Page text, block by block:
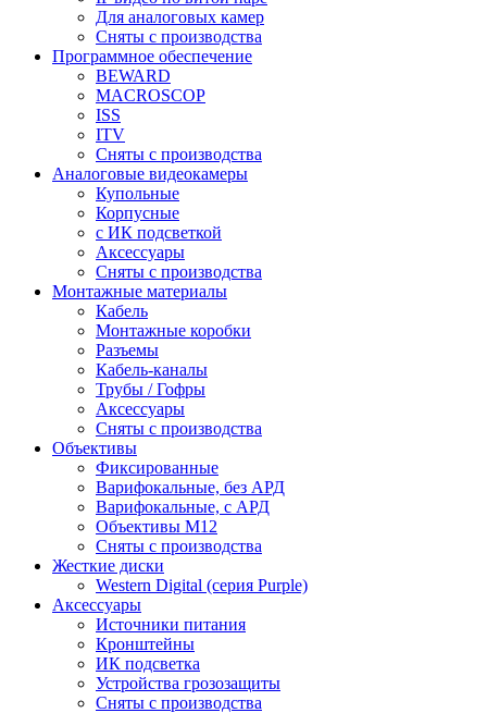
Для аналоговых камер
Сняты с производства
Программное обеспечение
BEWARD
MACROSCOP
ISS
ITV
Сняты с производства
Аналоговые видеокамеры
Купольные
Корпусные
c ИК подсветкой
Аксессуары
Сняты с производства
Монтажные материалы
Кабель
Монтажные коробки
Разъемы
Кабель-каналы
Трубы / Гофры
Аксессуары
Сняты с производства
Объективы
Фиксированные
Варифокальные, без АРД
Варифокальные, с АРД
Объективы M12
Сняты с производства
Жесткие диски
Western Digital (серия Purple)
Аксессуары
Источники питания
Кронштейны
ИК подсветка
Устройства грозозащиты
Сняты с производства